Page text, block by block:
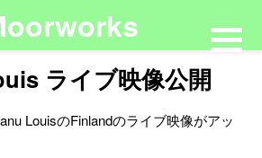
ライブ映像公開
LouisのFinlandのライブ映像がアッ